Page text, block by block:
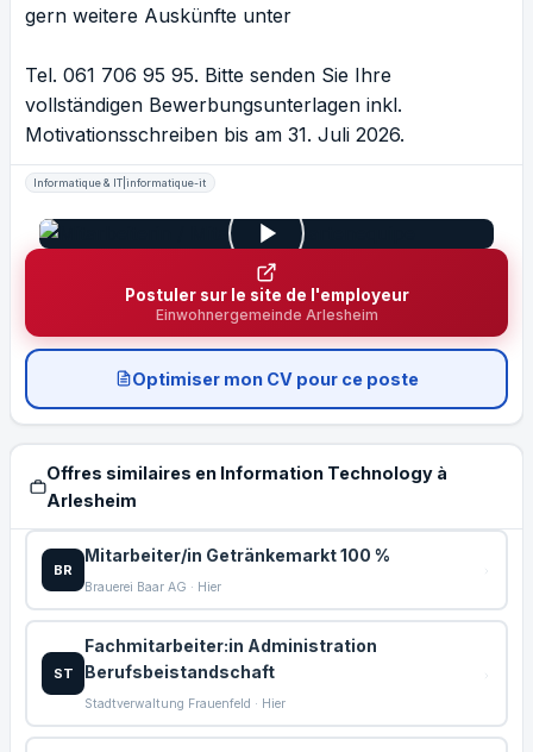
gern weitere Auskünfte unter
Tel. 061 706 95 95. Bitte senden Sie Ihre
vollständigen Bewerbungsunterlagen inkl.
Motivationsschreiben bis am 31. Juli 2026.
Informatique & IT|informatique-it
Postuler sur le site de l'employeur
Einwohnergemeinde Arlesheim
Optimiser mon CV pour ce poste
Offres similaires en Information Technology à
Arlesheim
BR
Mitarbeiter/in Getränkemarkt 100 %
Brauerei Baar AG · Hier
ST
Fachmitarbeiter:in Administration
Berufsbeistandschaft
Stadtverwaltung Frauenfeld · Hier